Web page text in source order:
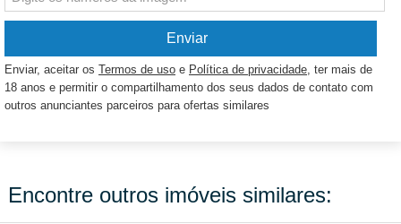
Enviar, aceitar os Termos de uso e Política de privacidade, ter mais de
18 anos e permitir o compartilhamento dos seus dados de contato com
outros anunciantes parceiros para ofertas similares
Encontre outros imóveis similares: